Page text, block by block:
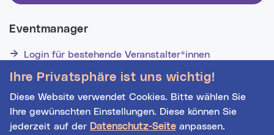
Ihre Privatsphäre ist uns wichtig!
Diese Website verwendet Cookies. Bitte wählen Sie
Ihre gewünschten Einstellungen. Diese können Sie
jederzeit auf der Datenschutz-Seite anpassen.
Eventmanager
Login für bestehende Veranstalter*innen
Veranstalter*innen!